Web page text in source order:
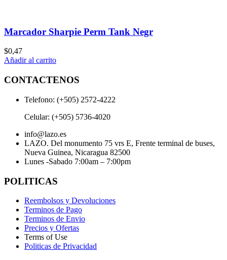
Marcador Sharpie Perm Tank Negr
$0,47
Añadir al carrito
CONTACTENOS
Telefono: (+505) 2572-4222
Celular: (+505) 5736-4020
info@lazo.es
LAZO. Del monumento 75 vrs E, Frente terminal de buses,
Nueva Guinea, Nicaragua 82500
Lunes -Sabado 7:00am – 7:00pm
POLITICAS
Reembolsos y Devoluciones
Terminos de Pago
Terminos de Envio
Precios y Ofertas
Terms of Use
Politicas de Privacidad